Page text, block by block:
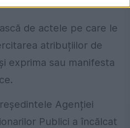
de actele pe care le
atribuțiilor de
exprima sau manifesta
Agenției
Publici a încălcat